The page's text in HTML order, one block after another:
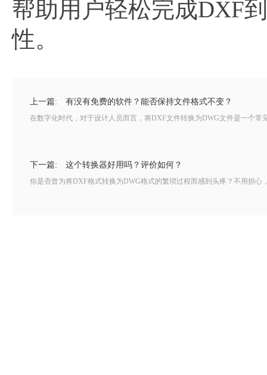
帮助用户轻松完成DXF
性。
上一篇: 有没有免费的软件？能否保持文件格式不变？
在数字化时代，对于设计人员而言，将DXF文件转换为DWG文件是一个
下一篇: 这个转换器好用吗？评价如何？
你是否曾为将DXF格式转换为DWG格式的繁琐过程而感到头疼？不用担